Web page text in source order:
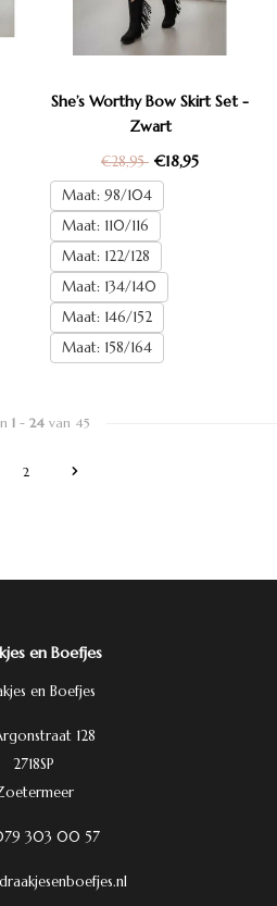
She’s Worthy Bow Skirt Set -
Zwart
€28,95 €18,95
Maat: 98/104
Maat: 110/116
Maat: 122/128
Maat: 134/140
Maat: 146/152
Maat: 158/164
1- 24van 45
2
en Boefjes
en Boefjes
128
2718SP
303 00 57